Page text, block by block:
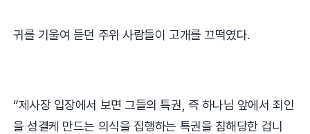
귀를 기울여 듣던 주위 사람들이 고개를 끄떡였다.
“제사장 입장에서 보면 그들의 특권 즉 하나님 앞에서 죄인
을 성결케 만드는 의식을 집행하는 특권을 침해당한 겁니